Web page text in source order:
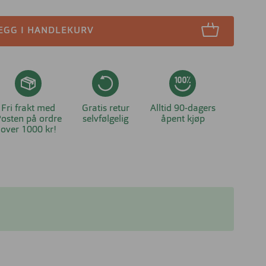
I HANDLEKURV
Fri frakt med
på ordre
over 1000 kr!
Gratis retur
selvfølgelig
Alltid 90-dagers
åpent kjøp